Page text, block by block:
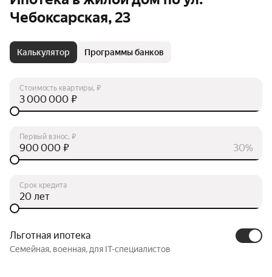
Чебоксарская, 23
Калькулятор Программы банков
Стоимость квартиры, ₽
₽
Первый взнос, ₽
30%
₽
Срок кредита
лет
Льготная ипотека
Семейная, военная, для IT-специалистов